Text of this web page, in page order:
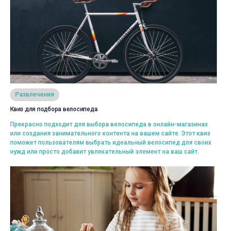
Развлечения
Квиз для подбора велосипеда
Прекрасно подходит для выбора велосипеда в онлайн-магазинах
или создания занимательного контента на вашем сайте. Этот квиз
поможет пользователям выбрать идеальный велосипед для своих
нужд или просто добавит увлекательный элемент на ваш сайт.